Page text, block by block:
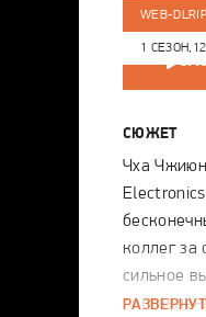
WEB-
1 СЕЗОН,
СЮЖЕТ
Чха Чжиюн
коллег за
сильное